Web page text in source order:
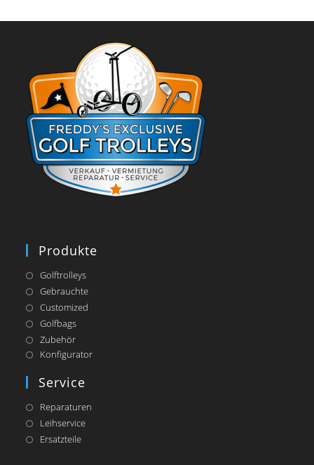
Produkte
Golftrolleys
Gebrauchte
Customized
Golfbags
Zubehör
KonfiguratorOpens
Service
Reparaturen
Leihservice
Ersatzteile